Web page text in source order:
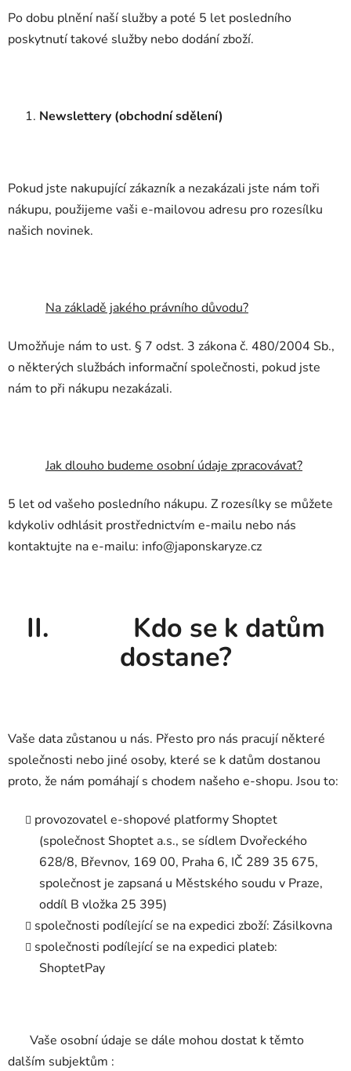
Po dobu plnění naší služby a poté 5 let posledního
poskytnutí takové služby nebo dodání zboží.
Newslettery (obchodní sdělení)
Pokud jste nakupující zákazník a nezakázali jste nám toři
nákupu, použijeme vaši e-mailovou adresu pro rozesílku
našich novinek.
Na základě jakého právního důvodu?
Umožňuje nám to ust. § 7 odst. 3 zákona č. 480/2004 Sb.,
o některých službách informační společnosti, pokud jste
nám to při nákupu nezakázali.
Jak dlouho budeme osobní údaje zpracovávat?
5 let od vašeho posledního nákupu. Z rozesílky se můžete
kdykoliv odhlásit prostřednictvím e-mailu nebo nás
kontaktujte na e-mailu: info@japonskaryze.cz
II. Kdo se k datům
dostane?
Vaše data zůstanou u nás. Přesto pro nás pracují některé
společnosti nebo jiné osoby, které se k datům dostanou
proto, že nám pomáhají s chodem našeho e-shopu. Jsou to:
provozovatel e-shopové platformy Shoptet
(společnost Shoptet a.s., se sídlem Dvořeckého
628/8, Břevnov, 169 00, Praha 6, IČ 289 35 675,
společnost je zapsaná u Městského soudu v Praze,
oddíl B vložka 25 395)
společnosti podílející se na expedici zboží: Zásilkovna
společnosti podílející se na expedici plateb:
ShoptetPay
Vaše osobní údaje se dále mohou dostat k těmto
dalším subjektům :